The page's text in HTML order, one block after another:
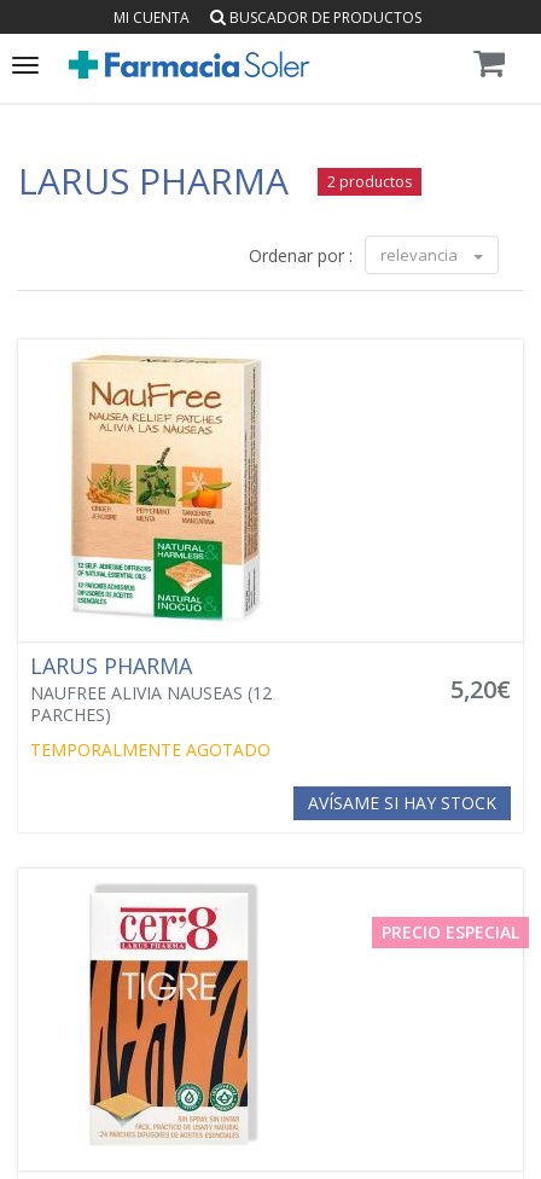
MI CUENTA BUSCADOR DE PRODUCTOS
Toggle
LARUS PHARMA 2 productos
Ordenar por : relevancia
LARUS PHARMA
NAUFREE ALIVIA NAUSEAS (12
PARCHES)
5,20€
TEMPORALMENTE AGOTADO
AVÍSAME SI HAY STOCK
PRECIO ESPECIAL